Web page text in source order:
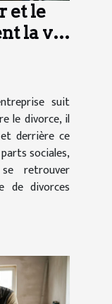
et le
la vie
suit
le divorce, il
derrière ce
sociales,
retrouver
de divorces